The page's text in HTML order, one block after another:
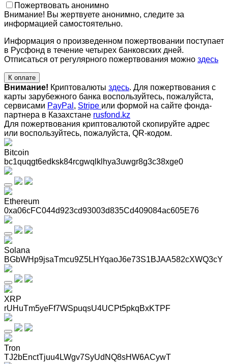
Пожертвовать анонимно
Внимание! Вы жертвуете анонимно, следите за
информацией самостоятельно.
Информация о произведенном пожертвовании поступает
в Русфонд в течение четырех банковских дней.
Отписаться от регулярного пожертвования можно здесь
К оплате
Внимание! Криптовалюты здесь. Для пожертвования с
карты зарубежного банка воспользуйтесь, пожалуйста,
сервисами PayPal , Stripe или формой на сайте фонда-
партнера в Казахстане rusfond.kz
Для пожертвования криптовалютой скопируйте адрес
или воспользуйтесь, пожалуйста, QR-кодом.
Bitcoin
bc1quqgt6edksk84rcgwqlklhya3uwgr8g3c38xge0
Ethereum
0xa06cFC044d923cd93003d835Cd409084ac605E76
Solana
BGbWHp9jsaTmcu9Z5LHYqaoJ6e73S1BJAA582cXWQ3cY
XRP
rUHuTm5yeFf7WSpuqsU4UCPt5pkqBxKTPF
Tron
TJ2bEnctTjuu4LWgv7SyUdNQ8sHW6ACywT